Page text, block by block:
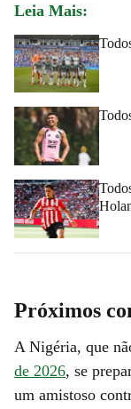
Leia Mais:
Próximos
A Nigéria, que
de 2026, se
um amistoso